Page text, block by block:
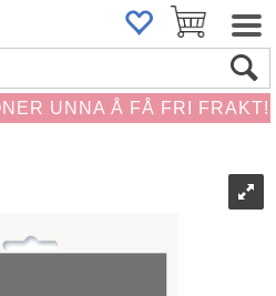
UNNA Å FÅ FRI FRAKT!